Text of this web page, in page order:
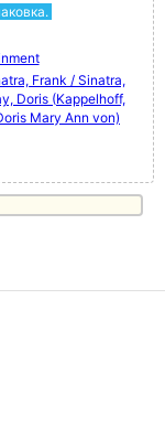
Frank / Sinatra,
Doris (Kappelhoff,
Mary Ann von)